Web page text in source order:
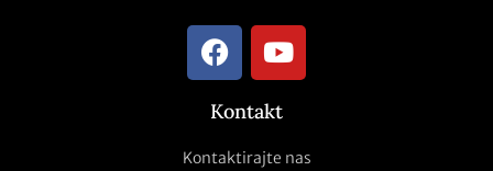
Kontakt
Kontaktirajte nas